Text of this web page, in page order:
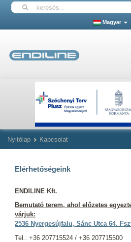
Magyar
Nyitólap Kapcsolat
Elérhetőségeink
ENDILINE Kft.
Bemutató terem, ahol előzetes
várjuk:
2536 Nyergesújfalu, Sánc Utca 64.
Tel.: +36 207715524 / +36 207715500